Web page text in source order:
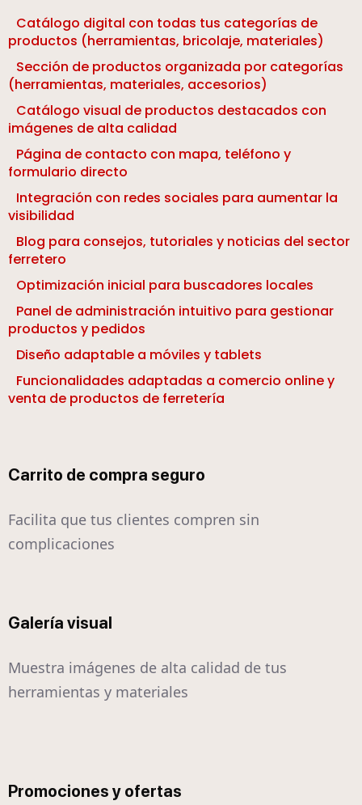
Catálogo digital con todas tus categorías de
productos (herramientas, bricolaje, materiales)
Sección de productos organizada por categorías
(herramientas, materiales, accesorios)
Catálogo visual de productos destacados con
imágenes de alta calidad
Página de contacto con mapa, teléfono y
formulario directo
Integración con redes sociales para aumentar la
visibilidad
Blog para consejos, tutoriales y noticias del sector
ferretero
Optimización inicial para buscadores locales
Panel de administración intuitivo para gestionar
productos y pedidos
Diseño adaptable a móviles y tablets
Funcionalidades adaptadas a comercio online y
venta de productos de ferretería
Carrito de compra seguro
Facilita que tus clientes compren sin
complicaciones
Galería visual
Muestra imágenes de alta calidad de tus
herramientas y materiales
Promociones y ofertas